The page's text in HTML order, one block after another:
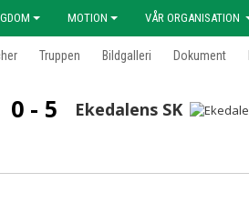
MOTION VÅR ORGANISATION
Truppen Bildgalleri Dokument
0 - 5 Ekedalens SK